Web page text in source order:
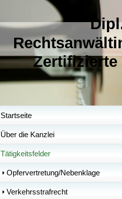
Zertifizierte
Startseite
Über die Kanzlei
Tätigkeitsfelder
Opfervertretung/Nebenklage
Verkehrsstrafrecht